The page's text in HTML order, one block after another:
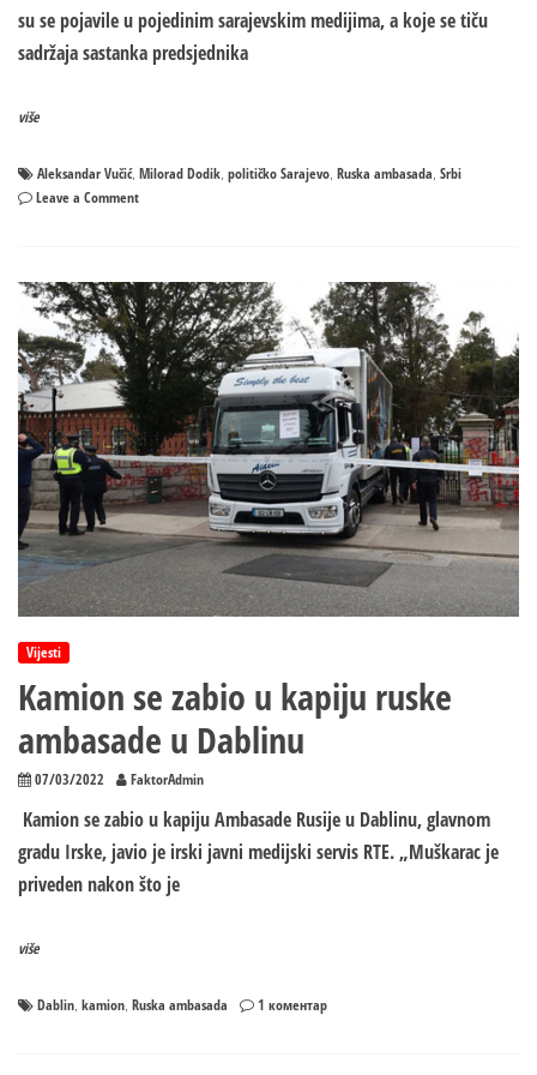
su se pojavile u pojedinim sarajevskim medijima, a koje se tiču
sadržaja sastanka predsjednika
više
Aleksandar Vučić, Milorad Dodik političko Sarajevo Ruska ambasada Srbi
Leave a Commenton
BiH:
Sarajevo
spekulacijama
odnosu
Srpske
i
Srbije
pokušava
potkopati
srpsko
jedinstvo
Vijesti
Kamion se zabio u kapiju ruske
ambasade u Dablinu
07/03/2022 FaktorAdmin
Kamion se zabio u kapiju Ambasade Rusije u Dablinu, glavnom
gradu Irske, javio je irski javni medijski servis RTE. „Muškarac je
priveden nakon što je
više
Dablin kamion Ruska ambasada 1 коментарна